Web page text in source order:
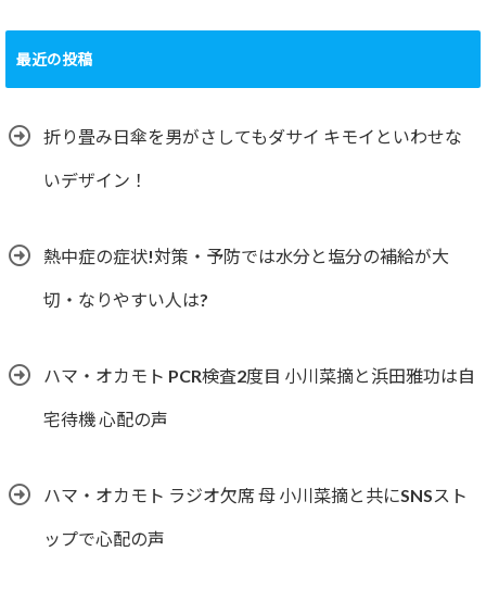
最近の投稿
折り畳み日傘を男がさしてもダサイ キモイといわせな
いデザイン！
熱中症の症状!対策・予防では水分と塩分の補給が大
切・なりやすい人は?
ハマ・オカモト PCR検査2度目 小川菜摘と浜田雅功は自
宅待機 心配の声
ハマ・オカモト ラジオ欠席 母 小川菜摘と共にSNSスト
ップで心配の声